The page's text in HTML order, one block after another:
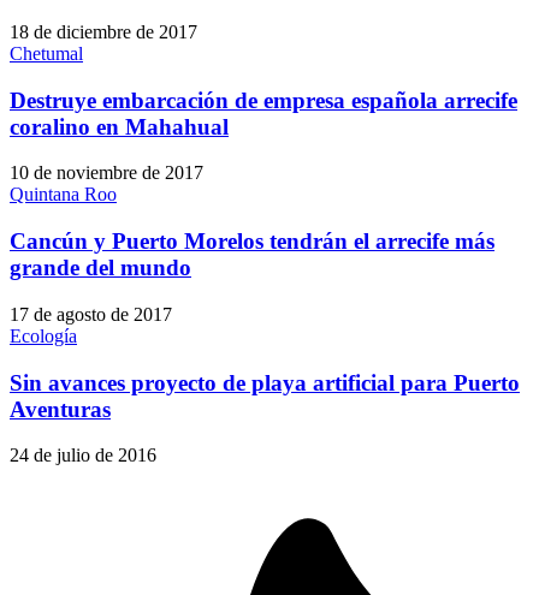
18 de diciembre de 2017
Chetumal
Destruye embarcación de empresa española arrecife
coralino en Mahahual
10 de noviembre de 2017
Quintana Roo
Cancún y Puerto Morelos tendrán el arrecife más
grande del mundo
17 de agosto de 2017
Ecología
Sin avances proyecto de playa artificial para Puerto
Aventuras
24 de julio de 2016